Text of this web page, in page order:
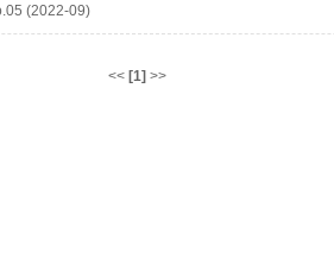
(2022-09)
<< [1] >>